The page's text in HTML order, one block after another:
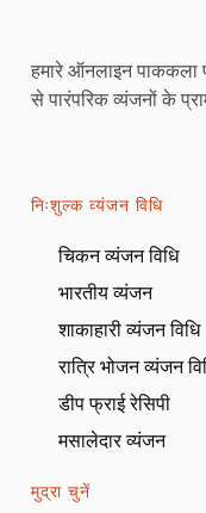
हमारे ऑनलाइन पाककला
से पारंपरिक व्यंजनों के
निःशुल्क व्यंजन विधि
चिकन व्यंजन विधि
भारतीय व्यंजन
शाकाहारी व्यंजन विधि
रात्रि भोजन व्यंजन
डीप फ्राई रेसिपी
मसालेदार व्यंजन
मुद्रा चुनें